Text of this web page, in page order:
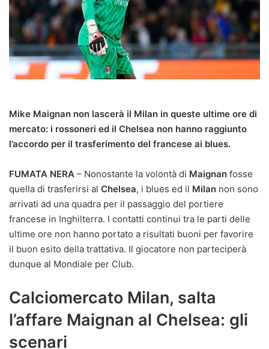
Mike Maignan non lascerà il Milan in queste ultime ore di
mercato: i rossoneri ed il Chelsea non hanno raggiunto
l’accordo per il trasferimento del francese ai blues.
FUMATA NERA – Nonostante la volontà di Maignan fosse
quella di trasferirsi al Chelsea, i blues ed il Milan non sono
arrivati ad una quadra per il passaggio del portiere
francese in Inghilterra. I contatti continui tra le parti delle
ultime ore non hanno portato a risultati buoni per favorire
il buon esito della trattativa. Il giocatore non parteciperà
dunque al Mondiale per Club.
Calciomercato Milan, salta
l’affare Maignan al Chelsea: gli
scenari